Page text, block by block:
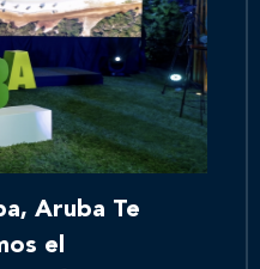
Aruba Te
el